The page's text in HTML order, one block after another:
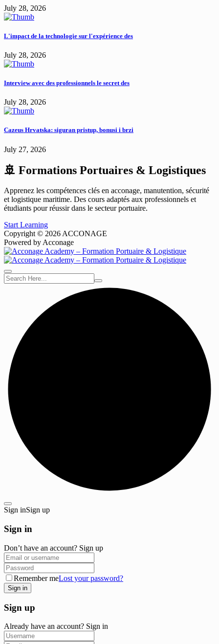
July 28, 2026
L'impact de la technologie sur l'expérience des
July 28, 2026
Interview avec des professionnels le secret des
July 28, 2026
Cazeus Hrvatska: siguran pristup, bonusi i brzi
July 27, 2026
🚢 Formations Portuaires & Logistiques
Apprenez les compétences clés en acconage, manutention, sécurité
et logistique maritime. Des cours adaptés aux professionnels et
étudiants pour réussir dans le secteur portuaire.
Start Learning
Copyright © 2026 ACCONAGE
Powered by Acconage
Sign inSign up
Sign in
Don’t have an account? Sign up
Remember meLost your password?
Sign up
Already have an account? Sign in